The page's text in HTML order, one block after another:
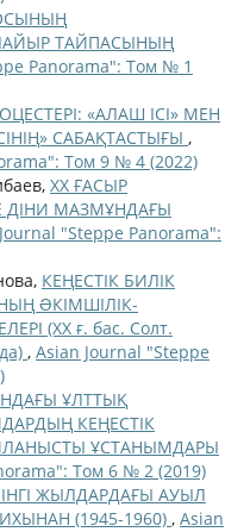
ТАЙПАСЫНЫҢ
Panorama": Том № 1
«АЛАШ ІСІ» МЕН
САБАҚТАСТЫҒЫ ,
Том 9 № 4 (2022)
ХХ ҒАСЫР
ДІНИ МАЗМҰНДАҒЫ
"Steppe Panorama":
КЕҢЕСТІК БИЛІК
ƏКІМШІЛІК-
(ХХ ғ. бас. Солт.
, Asian Journal "Steppe
ҰЛТТЫҚ
КЕҢЕСТІК
ҰСТАНЫМДАРЫ
Том 6 № 2 (2019)
ЖЫЛДАРДАҒЫ АУЫЛ
(1945-1960) , Asian